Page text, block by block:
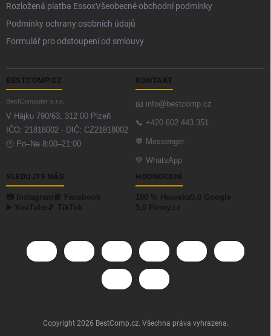
Rozložená platba EssoxVšeobecné obchodní podmínky
Podmínky ochrany osobních údajů
Formulář pro odstoupení od smlouvy
BESTCOMP.CZ
BestComputer s.r.o.
V Hájku 790/63, 312 00 Plzeň
IČO: 21818002 · DIČ: CZ21818002
🕐 Po–Ne 8:00–21:00
KONTAKT
📧 info@bestcomp.cz
📞 +420 602 443 351
💬 Messenger
💚 WhatsApp
SLEDUJTE NÁS HODNOCENÍ
Copyright 2026 BestComp.cz. Všechna práva vyhrazena.